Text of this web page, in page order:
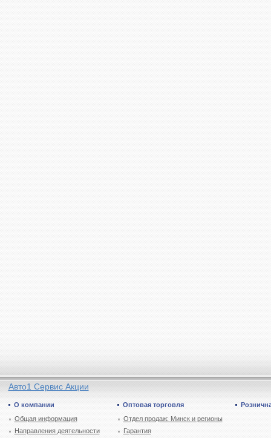
Авто1 Сервис Акции
О компании
Общая информация
Направления деятельности
Оптовая торговля
Отдел продаж: Минск и регионы
Гарантия